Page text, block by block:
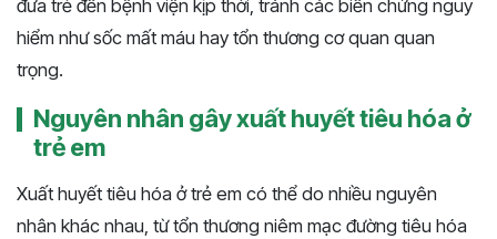
đưa trẻ đến bệnh viện kịp thời, tránh các biến chứng nguy
hiểm như sốc mất máu hay tổn thương cơ quan quan
trọng.
Nguyên nhân gây xuất huyết tiêu hóa ở
trẻ em
Xuất huyết tiêu hóa ở trẻ em có thể do nhiều nguyên
nhân khác nhau, từ tổn thương niêm mạc đường tiêu hóa